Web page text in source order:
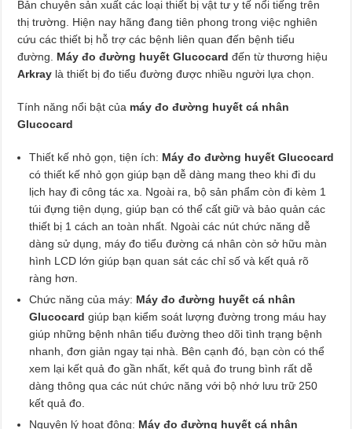
Bản chuyên sản xuất các loại thiết bị vật tư y tế nổi tiếng trên
thị trường. Hiện nay hãng đang tiên phong trong việc nghiên
cứu các thiết bị hỗ trợ các bệnh liên quan đến bệnh tiểu
đường. Máy đo đường huyết Glucocard đến từ thương hiệu
Arkray là thiết bị đo tiểu đường được nhiều người lựa chọn.
Tính năng nổi bật của máy đo đường huyết cá nhân
Glucocard
Thiết kế nhỏ gọn, tiện ích: Máy đo đường huyết Glucocard
có thiết kế nhỏ gọn giúp bạn dễ dàng mang theo khi đi du
lịch hay đi công tác xa. Ngoài ra, bộ sản phẩm còn đi kèm 1
túi đựng tiện dụng, giúp bạn có thể cất giữ và bảo quản các
thiết bị 1 cách an toàn nhất. Ngoài các nút chức năng dễ
dàng sử dụng, máy đo tiểu đường cá nhân còn sở hữu màn
hình LCD lớn giúp bạn quan sát các chỉ số và kết quả rõ
ràng hơn.
Chức năng của máy: Máy đo đường huyết cá nhân
Glucocard giúp bạn kiểm soát lượng đường trong máu hay
giúp những bệnh nhân tiểu đường theo dõi tình trạng bệnh
nhanh, đơn giản ngay tại nhà. Bên cạnh đó, bạn còn có thể
xem lại kết quả đo gần nhất, kết quả đo trung bình rất dễ
dàng thông qua các nút chức năng với bộ nhớ lưu trữ 250
kết quả đo.
Nguyên lý hoạt động: Máy đo đường huyết cá nhân